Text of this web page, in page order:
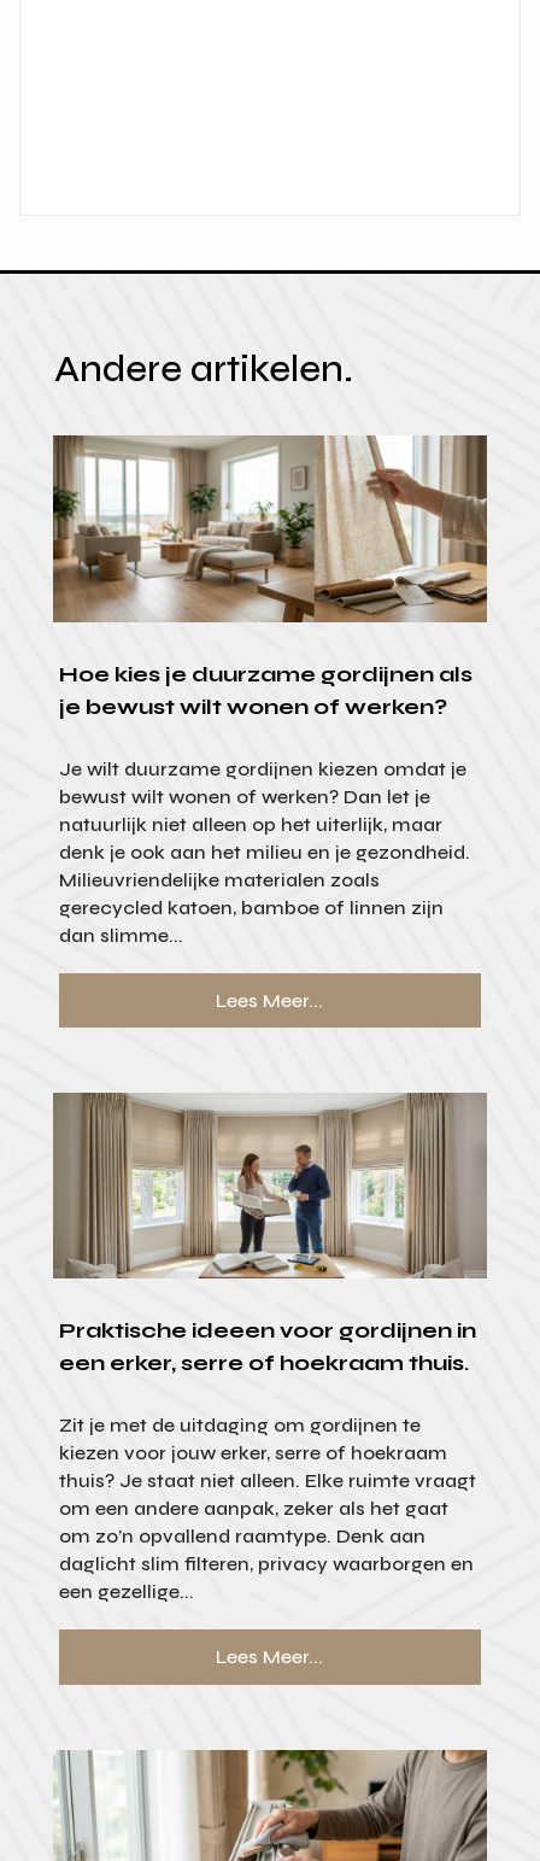
Andere artikelen.
Hoe kies je duurzame gordijnen als
je bewust wilt wonen of werken?
Je wilt duurzame gordijnen kiezen omdat je
bewust wilt wonen of werken? Dan let je
natuurlijk niet alleen op het uiterlijk, maar
denk je ook aan het milieu en je gezondheid.
Milieuvriendelijke materialen zoals
gerecycled katoen, bamboe of linnen zijn
dan slimme...
Lees Meer...
Praktische ideeen voor gordijnen in
een erker, serre of hoekraam thuis.
Zit je met de uitdaging om gordijnen te
kiezen voor jouw erker, serre of hoekraam
thuis? Je staat niet alleen. Elke ruimte vraagt
om een andere aanpak, zeker als het gaat
om zo’n opvallend raamtype. Denk aan
daglicht slim filteren, privacy waarborgen en
een gezellige...
Lees Meer...